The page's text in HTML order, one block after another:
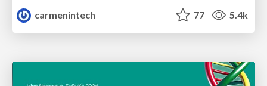
carmenintech
77 5.4k